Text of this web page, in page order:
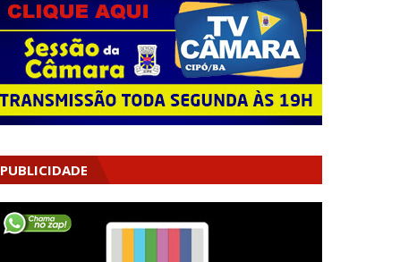
PUBLICIDADE